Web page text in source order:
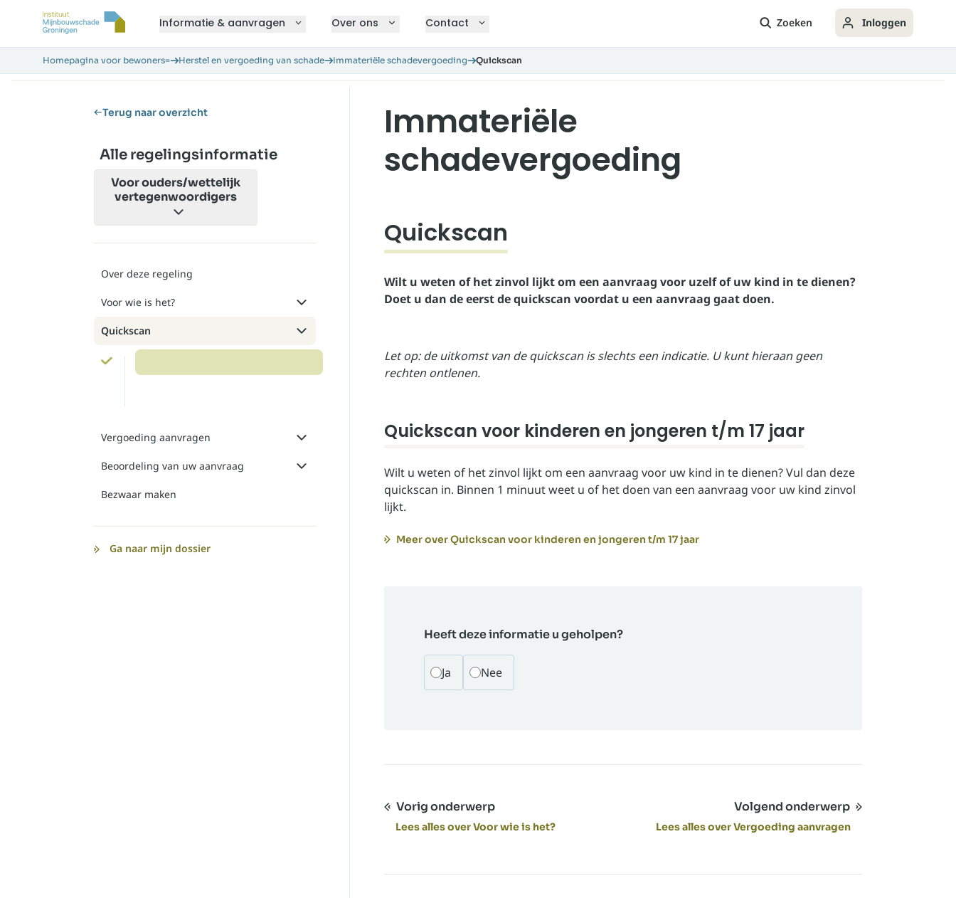
Informatie & aanvragen Over ons Contact Zoeken Inloggen
Homepagina voor bewoners= Herstel en vergoeding van schade Immateriële schadevergoeding Quickscan
Terug naar overzicht
Alle regelingsinformatie
Voorouders/wettelijk
vertegenwoordigers
Over deze regeling
Voor wie is het?
Quickscan
Vergoeding aanvragen
Beoordeling van uw aanvraag
Bezwaar maken
Ga naar mijn dossier
Immateriële
schadevergoeding
Quickscan
Wilt u weten of het zinvol lijkt om een aanvraag voor uzelf of uw kind in te dienen?
Doet u dan de eerst de quickscan voordat u een aanvraag gaat doen.
Let op: de uitkomst van de quickscan is slechts een indicatie. U kunt hieraan geen
rechten ontlenen.
Quickscan voor kinderen en jongeren t/m 17 jaar
Wilt u weten of het zinvol lijkt om een aanvraag voor uw kind in te dienen? Vul dan deze
quickscan in. Binnen 1 minuut weet u of het doen van een aanvraag voor uw kind zinvol
lijkt.
Meer over Quickscan voor kinderen en jongeren t/m 17 jaar
Heeft deze informatie u geholpen?
Ja Nee
Vorig onderwerp
Lees alles over Voor wie is het?
Volgend onderwerp
Lees alles over Vergoeding aanvragen